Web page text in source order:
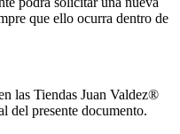
que ello ocurra dentro de
las Tiendas Juan Valdez®
del presente documento.